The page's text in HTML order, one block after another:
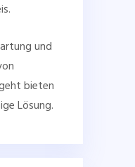
und
bieten
Lösung.